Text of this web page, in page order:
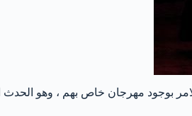
بوجود مهرجان خاص بهم ، وهو الحدث